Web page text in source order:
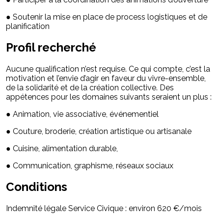
● Soutenir la mise en place de process logistiques et de
planification
Profil recherché
Aucune qualification n’est requise. Ce qui compte, c’est la
motivation et l’envie d’agir en faveur du vivre-ensemble,
de la solidarité et de la création collective. Des
appétences pour les domaines suivants seraient un plus :
● Animation, vie associative, événementiel
● Couture, broderie, création artistique ou artisanale
● Cuisine, alimentation durable,
● Communication, graphisme, réseaux sociaux
Conditions
Indemnité légale Service Civique : environ 620 €/mois